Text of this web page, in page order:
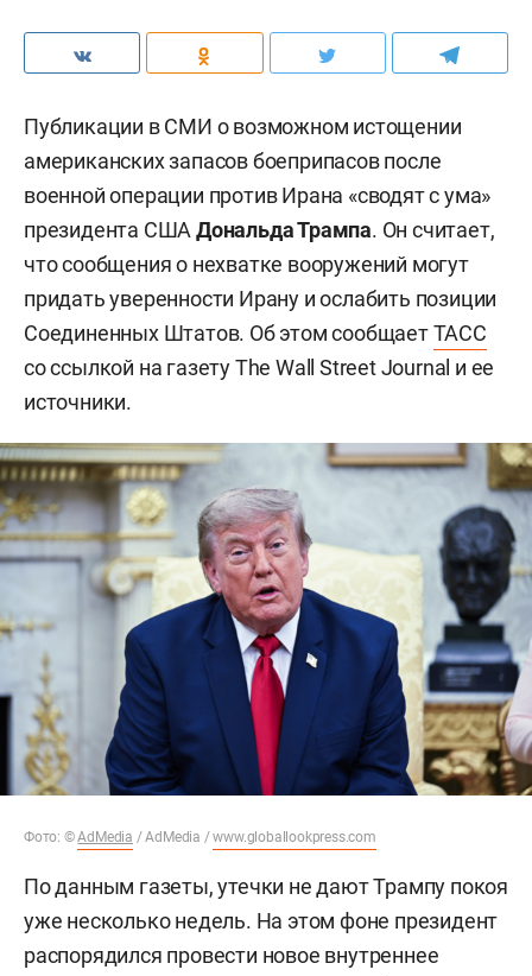
Публикации в СМИ о возможном истощении
американских запасов боеприпасов после
военной операции против Ирана «сводят с ума»
президента СШАДональда Трампа. Он считает,
что сообщения о нехватке вооружений могут
придать уверенности Ирану и ослабить позиции
Соединенных Штатов. Об этом сообщаетТАСС
со ссылкой на газету The Wall Street Journal и ее
источники.
Фото: ©AdMedia / AdMedia /www.globallookpress.com
По данным газеты, утечки не дают Трампу покоя
уже несколько недель. На этом фоне президент
распорядился провести новое внутреннее